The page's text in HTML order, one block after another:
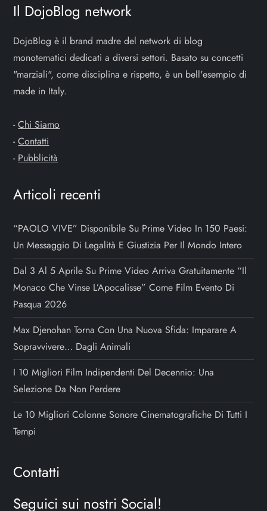
n
e
a
r
t
i
c
l
i
Il DojoBlog network
DojoBlog è il brand madre del network di blog
monotematici dedicati a diversi settori. Basato su concetti
"marziali", come disciplina e rispetto, è un bell'esempio di
made in Italy.
-Chi Siamo
-Contatti
- Pubblicità
Articoli recenti
“PAOLO VIVE” Disponibile Su Prime Video In 150 Paesi:
Un Messaggio Di Legalità E Giustizia Per Il Mondo Intero
Dal 3 Al 5 Aprile Su Prime Video Arriva Gratuitamente “Il
Monaco Che Vinse L’Apocalisse” Come Film Evento Di
Pasqua 2026
Max Djenohan Torna Con Una Nuova Sfida: Imparare A
Sopravvivere… Dagli Animali
I 10 Migliori Film Indipendenti Del Decennio: Una
Selezione Da Non Perdere
Le 10 Migliori Colonne Sonore Cinematografiche Di Tutti I
Tempi
Contatti
Seguici sui nostri Social!